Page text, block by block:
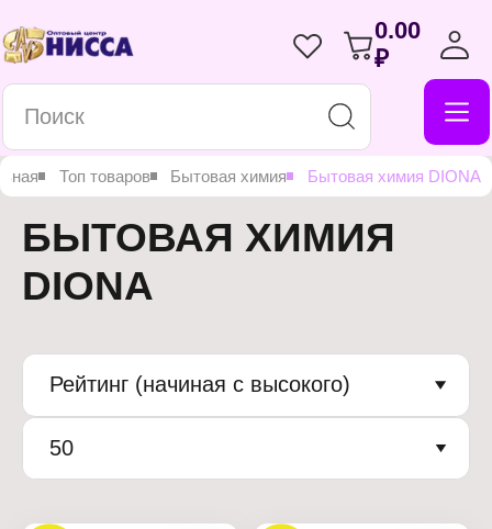
0.00
₽
Топ товаров Бытовая химия Бытовая химия DIONA
БЫТОВАЯ ХИМИЯ
DIONA
Рейтинг (начиная с высокого)
50